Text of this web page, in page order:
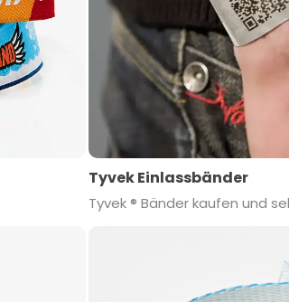
Tyvek Einlassbänder
Tyvek ® Bänder kaufen und